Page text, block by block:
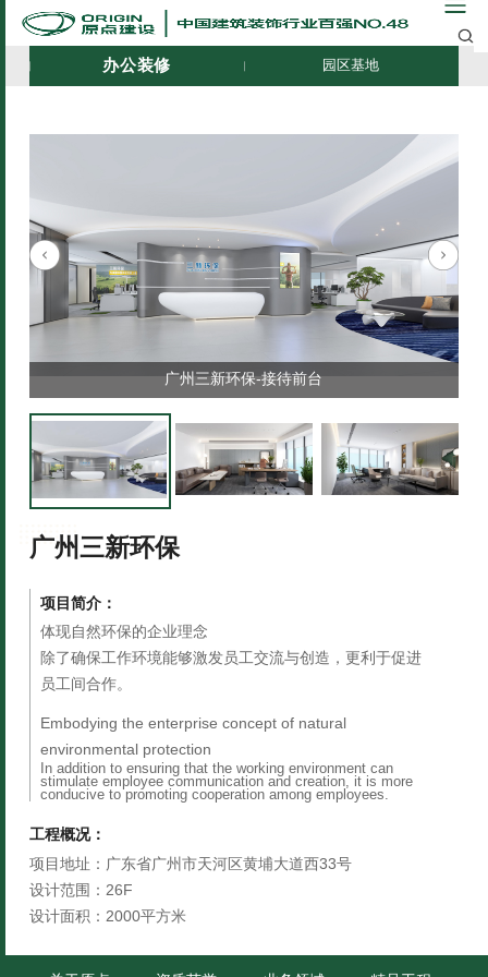
办公装修 园区基地
广州三新环保-接待前台
广州三新环保
项目简介：
体现自然环保的企业理念
除了确保工作环境能够激发员工交流与创造，更利于促进
员工间合作。
Embodying the enterprise concept of natural
environmental protection
In addition to ensuring that the working environment can
stimulate employee communication and creation, it is more
conducive to promoting cooperation among employees.
工程概况：
项目地址：广东省广州市天河区黄埔大道西33号
设计范围：26F
设计面积：2000平方米